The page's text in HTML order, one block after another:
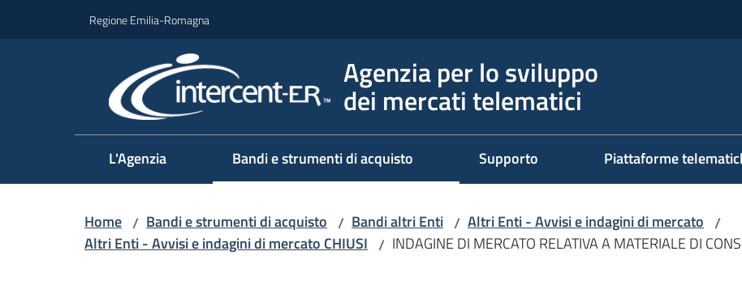
Regione Emilia-Romagna
Agenzia per lo sviluppo
dei mercati telematici
L'Agenzia Bandi e strumenti di acquisto Supporto Piattaforme
Home / Bandi e strumenti di acquisto / Bandi altri Enti / Altri Enti - Avvisi e indagini di mercato /
Altri Enti - Avvisi e indagini di mercato CHIUSI / INDAGINE DI MERCATO RELATIVA A MATERIALE DI